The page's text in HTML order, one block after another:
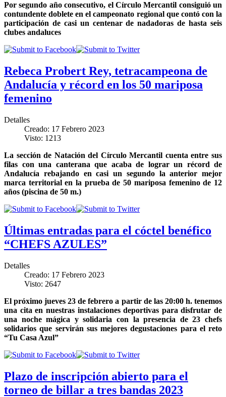
Por segundo año consecutivo, el Círculo Mercantil consiguió un
contundente doblete en el campeonato regional que contó con la
participación de casi un centenar de nadadoras de hasta seis
clubes andaluces
Rebeca Probert Rey, tetracampeona de
Andalucía y récord en los 50 mariposa
femenino
Detalles
Creado: 17 Febrero 2023
Visto: 1213
La sección de Natación del Círculo Mercantil cuenta entre sus
filas con una canterana que acaba de lograr un récord de
Andalucía rebajando en casi un segundo la anterior mejor
marca territorial en la prueba de 50 mariposa femenino de 12
años (piscina de 50 m.)
Últimas entradas para el cóctel benéfico
“CHEFS AZULES”
Detalles
Creado: 17 Febrero 2023
Visto: 2647
El próximo jueves 23 de febrero a partir de las 20:00 h. tenemos
una cita en nuestras instalaciones deportivas para disfrutar de
una noche mágica y solidaria con la presencia de 23 chefs
solidarios que servirán sus mejores degustaciones para el reto
“Tu Casa Azul”
Plazo de inscripción abierto para el
torneo de billar a tres bandas 2023